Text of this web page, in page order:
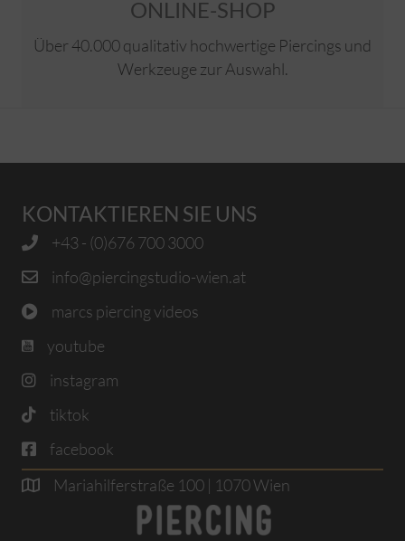
ONLINE-SHOP
Über 40.000 qualitativ hochwertige Piercings und
Werkzeuge zur Auswahl.
KONTAKTIEREN SIE UNS
+43 - (0)676 700 3000
info@piercingstudio-wien.at
marcs piercing videos
youtube
instagram
tiktok
facebook
Mariahilferstraße 100 | 1070 Wien